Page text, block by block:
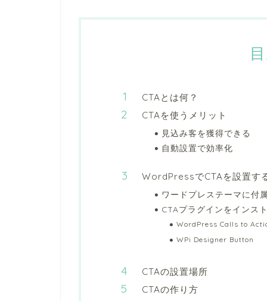
CTAとは何？
CTAを使うメリット
見込み客を獲得できる
自動設置で効率化
WordPressでCTAを設置す
ワードプレステーマに付
CTAプラグインをインス
WordPress Calls to
WPi Designer Button
CTAの設置場所
CTAの作り方